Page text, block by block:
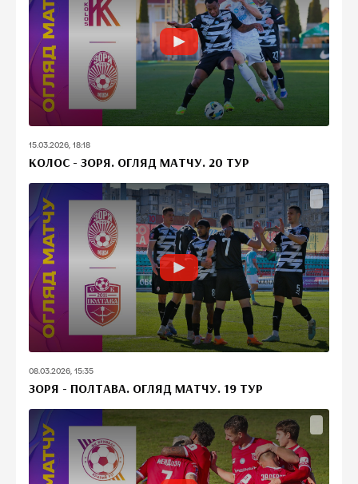
15.03.2026, 18:18
КОЛОС - ЗОРЯ. ОГЛЯД МАТЧУ. 20 ТУР
08.03.2026, 15:35
ЗОРЯ - ПОЛТАВА. ОГЛЯД МАТЧУ. 19 ТУР